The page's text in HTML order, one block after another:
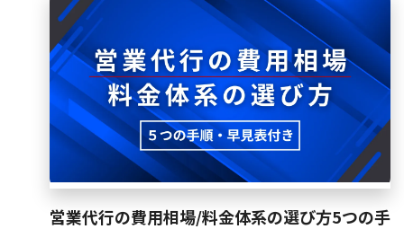
営業代行の費用相場/料金体系の選び方5つの手